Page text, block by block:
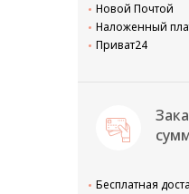
Новой Почтой
Наложенный
Приват24
Бесплатная